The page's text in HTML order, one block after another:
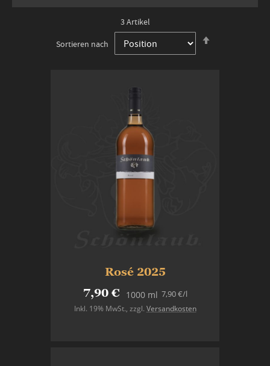
3Artikel
Sortieren nach
Rosé 2025
7,90 €
1000 ml
Inkl. 19% MwSt., zzgl. Versandkosten
7,90 €/l